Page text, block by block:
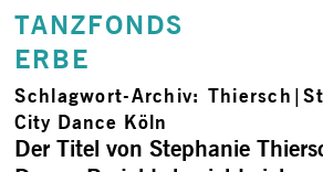
TANZFONDS
ERBE
Schlagwort-Archiv:
City Dance Köln
Der Titel von Stephanie